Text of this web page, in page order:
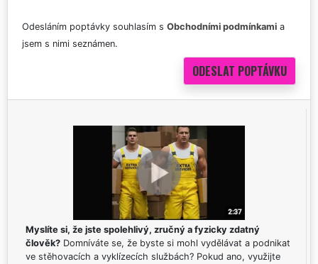
Odesláním poptávky souhlasím s Obchodními podmínkami a
jsem s nimi seznámen.
Myslíte si, že jste spolehlivý, zručný a fyzicky zdatný
člověk? Domníváte se, že byste si mohl vydělávat a podnikat
ve stěhovacích a vyklízecích službách? Pokud ano, využijte